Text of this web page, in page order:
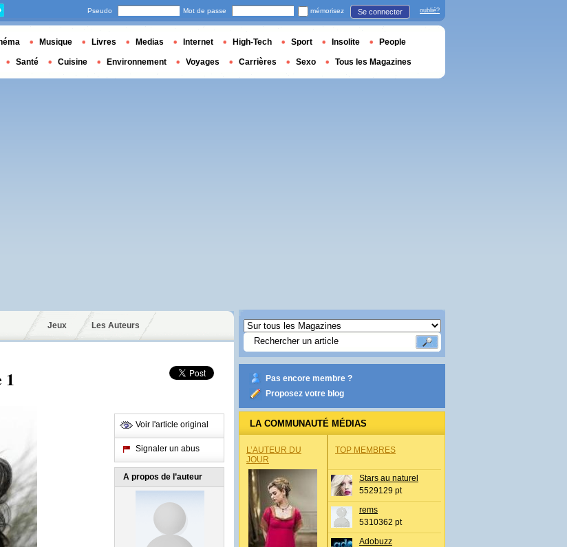
Jeux Les Auteurs
1
Voir l'article original
Signaler un abus
A propos de l’auteur
Pas encore membre ?
Proposez votre blog
LA COMMUNAUTÉ MÉDIAS
L’AUTEUR DU
JOUR
TOP MEMBRES
Stars au naturel
5529129 pt
rems
5310362 pt
Adobuzz
Pseudo Mot de passe mémorisez Se connecter oublié?
Musique Livres Medias Internet High-Tech Sport Insolite People
Santé Cuisine Environnement Voyages Carrières Sexo Tous les Magazines